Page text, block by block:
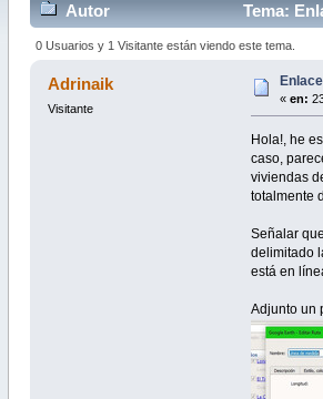
Autor Tema:
0 Usuarios y 1 Visitante están viendo este tema.
Adrinaik
Visitante
« en:
Hola!, he
caso,
viviendas
totalmente
Señalar
delimitado
está en
Adjunto un